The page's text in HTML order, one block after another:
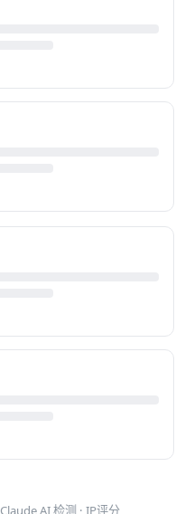
Claude AI 检测 · IP评分